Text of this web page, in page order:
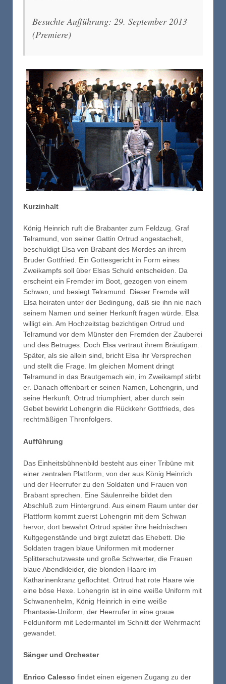
Besuchte Aufführung: 29. September 2013
(Premiere)
Kurzinhalt
König Heinrich ruft die Brabanter zum Feldzug. Graf
Telramund, von seiner Gattin Ortrud angestachelt,
beschuldigt Elsa von Brabant des Mordes an ihrem
Bruder Gottfried. Ein Gottesgericht in Form eines
Zweikampfs soll über Elsas Schuld entscheiden. Da
erscheint ein Fremder im Boot, gezogen von einem
Schwan, und besiegt Telramund. Dieser Fremde will
Elsa heiraten unter der Bedingung, daß sie ihn nie nach
seinem Namen und seiner Herkunft fragen würde. Elsa
willigt ein. Am Hochzeitstag bezichtigen Ortrud und
Telramund vor dem Münster den Fremden der Zauberei
und des Betruges. Doch Elsa vertraut ihrem Bräutigam.
Später, als sie allein sind, bricht Elsa ihr Versprechen
und stellt die Frage. Im gleichen Moment dringt
Telramund in das Brautgemach ein, im Zweikampf stirbt
er. Danach offenbart er seinen Namen, Lohengrin, und
seine Herkunft. Ortrud triumphiert, aber durch sein
Gebet bewirkt Lohengrin die Rückkehr Gottfrieds, des
rechtmäßigen Thronfolgers.
Aufführung
Das Einheitsbühnenbild besteht aus einer Tribüne mit
einer zentralen Plattform, von der aus König Heinrich
und der Heerrufer zu den Soldaten und Frauen von
Brabant sprechen. Eine Säulenreihe bildet den
Abschluß zum Hintergrund. Aus einem Raum unter der
Plattform kommt zuerst Lohengrin mit dem Schwan
hervor, dort bewahrt Ortrud später ihre heidnischen
Kultgegenstände und birgt zuletzt das Ehebett. Die
Soldaten tragen blaue Uniformen mit moderner
Splitterschutzweste und große Schwerter, die Frauen
blaue Abendkleider, die blonden Haare im
Katharinenkranz geflochtet. Ortrud hat rote Haare wie
eine böse Hexe. Lohengrin ist in eine weiße Uniform mit
Schwanenhelm, König Heinrich in eine weiße
Phantasie-Uniform, der Heerrufer in eine graue
Felduniform mit Ledermantel im Schnitt der Wehrmacht
gewandet.
Sänger und Orchester
Enrico Calesso findet einen eigenen Zugang zu der